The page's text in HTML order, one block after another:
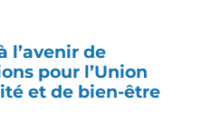
l’avenir de
pour l’Union
et de bien-être